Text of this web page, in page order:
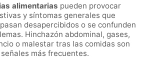
alimentarias pueden provocar
y síntomas generales que
desapercibidos o se confunden
Hinchazón abdominal, gases,
o malestar tras las comidas son
más frecuentes.